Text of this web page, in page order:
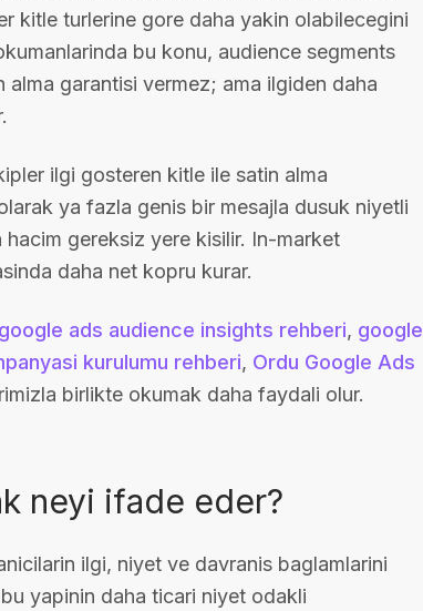
kitle turlerine gore daha yakin olabilecegini
bu konu, audience segments
garantisi vermez; ama ilgiden daha
ilgi gosteren kitle ile satin alma
ya fazla genis bir mesajla dusuk niyetli
gereksiz yere kisilir. In-market
daha net kopru kurar.
google ads audience insights rehberi, google
kurulumu rehberi, Ordu Google Ads
birlikte okumak daha faydali olur.
neyi ifade eder?
ilgi, niyet ve davranis baglamlarini
yapinin daha ticari niyet odakli